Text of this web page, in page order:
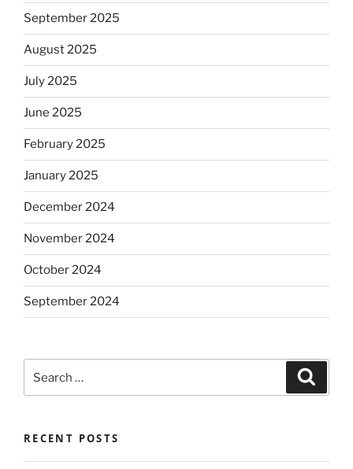
September 2025
August 2025
July 2025
June 2025
February 2025
January 2025
December 2024
November 2024
October 2024
September 2024
for:
RECENT POSTS